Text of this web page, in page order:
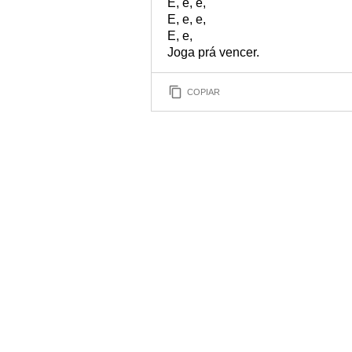
E, e, e,
E, e, e,
E, e,
Joga prá vencer.
COPIAR